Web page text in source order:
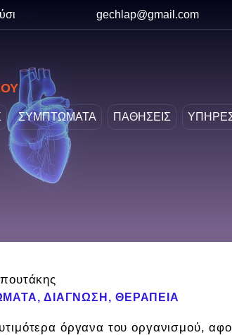
gechlap@gmail.com
ΣΥΜΠΤΩΜΑΤΑ ΠΑΘΗΣΕΙΣ
ΔΙΑΓΝΩΣΗ, ΘΕΡΑΠΕΙΑ
όργανα του οργανισμού,